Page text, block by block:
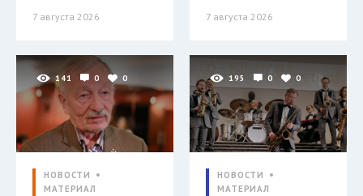
7 августа 2026 7 августа 2026
141 0 0
НОВОСТИ
МАТЕРИАЛ
195 0 0
НОВОСТИ
МАТЕРИАЛ